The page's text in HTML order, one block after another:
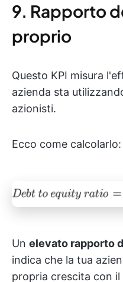
9. Rapporto
proprio
Questo KPI misura
azienda sta
azionisti.
Ecco come calcolarlo:
Un elevato rapporto
indica che la tua
propria crescita con il